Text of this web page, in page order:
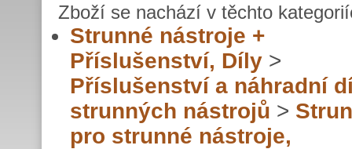
Zboží se nachází v těchto
Strunné nástroje +
Příslušenství, Díly >
Příslušenství a náhradní
strunných nástrojů >
pro strunné nástroje,